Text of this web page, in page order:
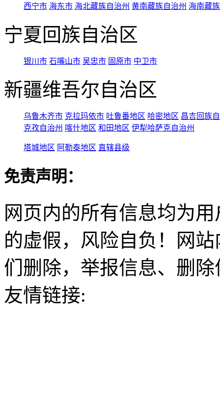
西宁市 海东市 海北藏族自治州 黄南藏族自治州 海南藏
宁夏回族自治区
银川市 石嘴山市 吴忠市 固原市 中卫市
新疆维吾尔自治区
乌鲁木齐市 克拉玛依市 吐鲁番地区 哈密地区 昌吉回族
克孜自治州 喀什地区 和田地区 伊犁哈萨克自治州
塔城地区 阿勒泰地区 直辖县级
免责声明：
网页内的所有信息均为
的虚假，风险自负！网
们删除，举报信息、删
友情链接: